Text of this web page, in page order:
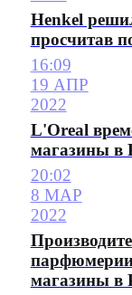
Henkel
просчитав
16:09
19 АПР
2022
L'Oreal
магазины в
20:02
8 МАР
2022
парфюмерии
магазины в